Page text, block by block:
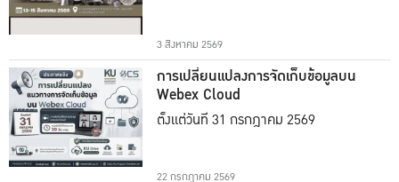
3 สิงหาคม 2569
การเปลี่ยนแปลงการจัดเก็บข้อมูลบน
Webex Cloud
ตั้งแต่วันที่ 31 กรกฎาคม 2569
22 กรกฎาคม 2569